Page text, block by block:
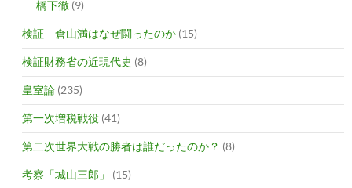
橋下徹 (9)
検証 倉山満はなぜ闘ったのか (15)
検証財務省の近現代史 (8)
皇室論 (235)
第一次増税戦役 (41)
第二次世界大戦の勝者は誰だったのか？ (8)
考察「城山三郎」 (15)